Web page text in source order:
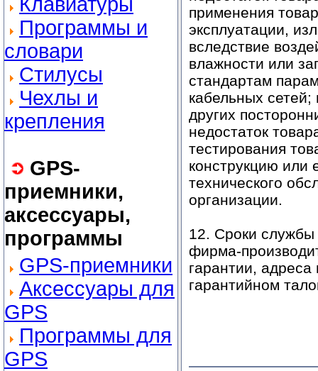
Программы и
словари
Стилусы
Чехлы и
крепления
GPS-
приемники,
аксессуары,
программы
GPS-приемники
Аксессуары для
GPS
Программы для
GPS
применения
эксплуатации,
вследствие
влажности или
стандартам
кабельных
других
недостаток
тестирования
конструкцию или
технического
организации.
12. Сроки службы
фирма-
гарантии,
гарантийном